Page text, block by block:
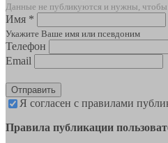
Данные не публикуются и нужны, чтобы
Имя *
Укажите Ваше имя или псевдоним
Телефон
Email
Отправить
Я согласен с правилами
Правила публикации